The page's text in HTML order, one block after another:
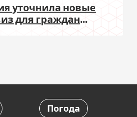
уточнила новые
для граждан
Погода